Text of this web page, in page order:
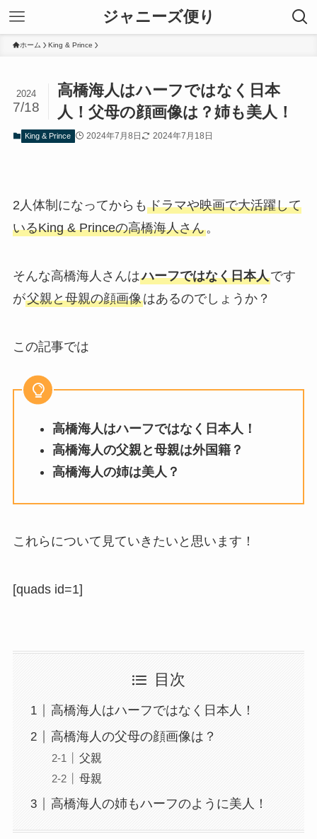
ジャニーズ便り
ホーム King & Prince
高橋海人はハーフではなく日本
人！父母の顔画像は？姉も美人！
2024
7/18
King & Prince 2024年7月8日 2024年7月18日
2人体制になってからも ドラマや映画で大活躍して
いるKing & Princeの高橋海人さん。
そんな高橋海人さんはハーフではなく日本人です
が父親と母親の顔画像はあるのでしょうか？
この記事では
高橋海人はハーフではなく日本人！
高橋海人の父親と母親は外国籍？
高橋海人の姉は美人？
これらについて見ていきたいと思います！
[quads id=1]
目次
高橋海人はハーフではなく日本人！
高橋海人の父母の顔画像は？
父親
母親
高橋海人の姉もハーフのように美人！